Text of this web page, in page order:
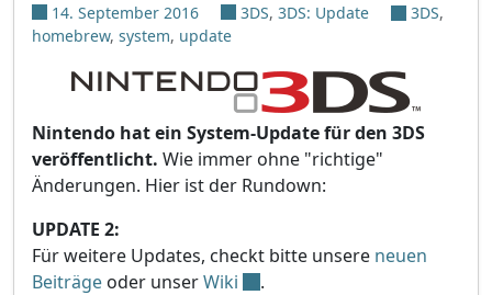
14. September 2016 3DS, 3DS: Update 3DS,
homebrew, system, update
Nintendo hat ein System-Update für den 3DS
veröffentlicht. Wie immer ohne "richtige"
Änderungen. Hier ist der Rundown:
UPDATE 2:
Für weitere Updates, checkt bitte unsere neuen
Beiträge oder unserWiki
.